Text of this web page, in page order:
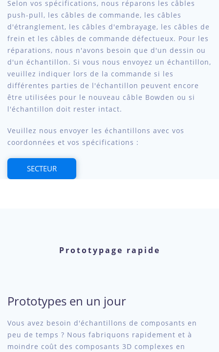
Selon vos spécifications, nous réparons les câbles
push-pull, les câbles de commande, les câbles
d'étranglement, les câbles d'embrayage, les câbles de
frein et les câbles de commande défectueux. Pour les
réparations, nous n'avons besoin que d'un dessin ou
d'un échantillon. Si vous nous envoyez un échantillon,
veuillez indiquer lors de la commande si les
différentes parties de l'échantillon peuvent encore
être utilisées pour le nouveau câble Bowden ou si
l'échantillon doit rester intact.
Veuillez nous envoyer les échantillons avec vos
coordonnées et vos spécifications :
SECTEUR
Prototypage rapide
Prototypes en un jour
Vous avez besoin d'échantillons de composants en
peu de temps ? Nous fabriquons rapidement et à
moindre coût des composants 3D complexes en